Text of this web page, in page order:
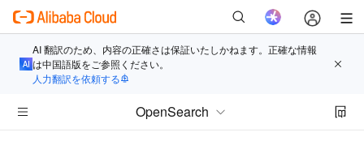
AI 翻訳のため、内容の正確さは保証いたしかねます。正確な情報
は中国語版をご参照ください。
人力翻訳を依頼する
OpenSearch